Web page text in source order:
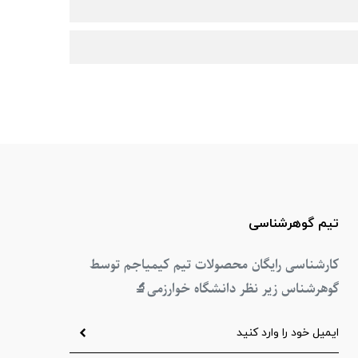
تیم گوهرشناسی
کارشناسی رایگان محصولات تیم کیمیاجم توسط
گوهرشناس زیر نظر دانشگاه خوارزمی🔬